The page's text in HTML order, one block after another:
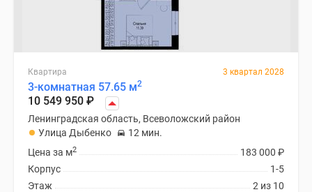
Квартира 3 квартал 2028
3-комнатная 57.65 м2
10 549 950 ₽
Ленинградская область, Всеволожский район
Улица Дыбенко
12 мин.
183 000 ₽
Цена за м2
1-5
Корпус
2 из 10
Этаж